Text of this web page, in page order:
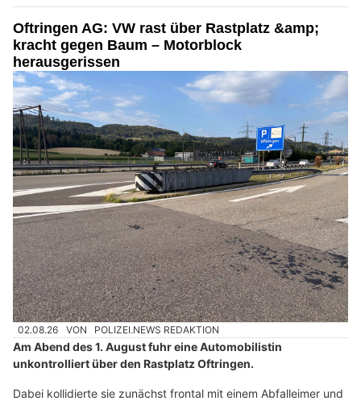
Oftringen AG: VW rast über Rastplatz &amp;
kracht gegen Baum – Motorblock
herausgerissen
02.08.26 VON POLIZEI.NEWS REDAKTION
Am Abend des 1. August fuhr eine Automobilistin
unkontrolliert über den Rastplatz Oftringen.
Dabei kollidierte sie zunächst frontal mit einem Abfalleimer und